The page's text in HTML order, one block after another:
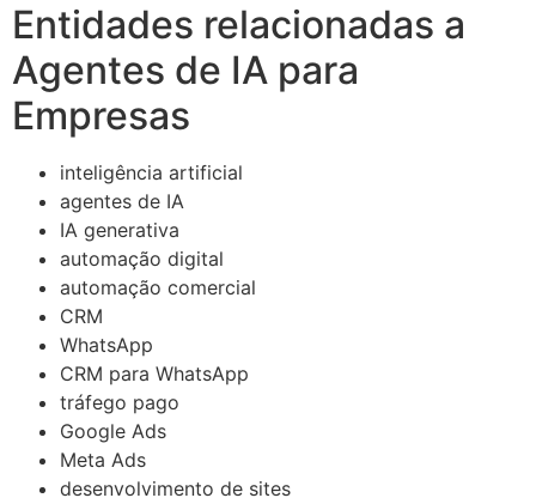
Entidades relacionadas a
Agentes de IA para
Empresas
inteligência artificial
agentes de IA
IA generativa
automação digital
automação comercial
CRM
WhatsApp
CRM para WhatsApp
tráfego pago
Google Ads
Meta Ads
desenvolvimento de sites